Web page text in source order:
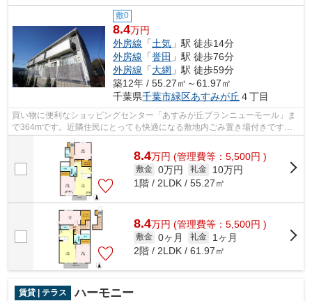
敷0
8.4万円
外房線 「土気 」駅 徒歩14分
外房線 「誉田 」駅 徒歩76分
外房線 「大網 」駅 徒歩59分
築12年 / 55.27㎡～61.97㎡
千葉県千葉市緑区あすみが丘 ４丁目
買い物に便利なショッピングセンター「あすみが丘ブランニューモール」ま
で364mです。近隣住民にとっても快適になる敷地内ごみ置き場付きです。
こちらは自走式駐車場付きの物件です。...
8.4万円 (管理費等：5,500円 )
敷金 0万円 礼金
10万円
1階 / 2LDK / 55.27㎡
8.4万円 (管理費等：5,500円 )
敷金 0ヶ月 礼金
1ヶ月
2階 / 2LDK / 61.97㎡
賃貸 | テラス ハーモニー